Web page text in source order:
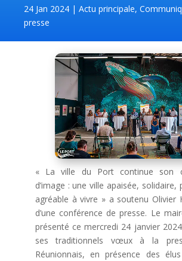
24 Jan 2024 Actu principale,
presse
« La ville du Port continue son
d’image : une ville apaisée,
agréable à vivre » a soutenu Olivier
d’une conférence de presse. Le
présenté ce mercredi 24 janvier
ses traditionnels vœux à la
Réunionnais, en présence des